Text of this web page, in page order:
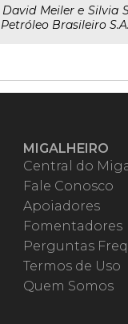
Meiler e Silvia
Brasileiro S.A.
MIGALHEIRO
Central do
Fale Conosco
Apoiadores
Fomentadores
Perguntas
Termos de Uso
Quem Somos